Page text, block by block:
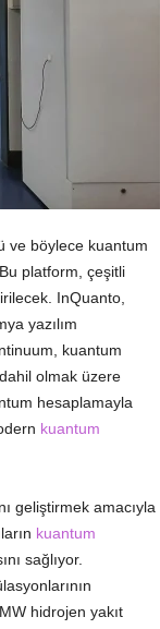
ve böylece kuantum
platform, çeşitli
InQuanto,
yazılım
kuantum
olmak üzere
hesaplamayla
kuantum
geliştirmek amacıyla
kuantum
sağlıyor.
hidrojen yakıt